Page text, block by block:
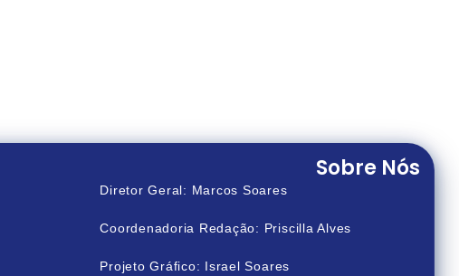
Sobre Nós
Diretor Geral: Marcos Soares
Coordenadoria Redação: Priscilla Alves
Projeto Gráfico: Israel Soares